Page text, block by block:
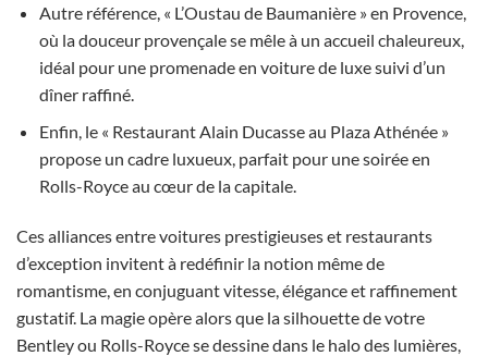
Autre référence, « L’Oustau de Baumanière » en Provence,
où la douceur provençale se mêle à un accueil chaleureux,
idéal pour une promenade en voiture de luxe suivi d’un
dîner raffiné.
Enfin, le « Restaurant Alain Ducasse au Plaza Athénée »
propose un cadre luxueux, parfait pour une soirée en
Rolls-Royce au cœur de la capitale.
Ces alliances entre voitures prestigieuses et restaurants
d’exception invitent à redéfinir la notion même de
romantisme, en conjuguant vitesse, élégance et raffinement
gustatif. La magie opère alors que la silhouette de votre
Bentley ou Rolls-Royce se dessine dans le halo des lumières,